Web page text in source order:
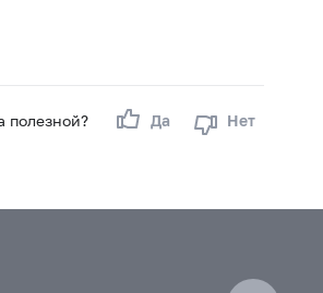
полезной? Да Нет